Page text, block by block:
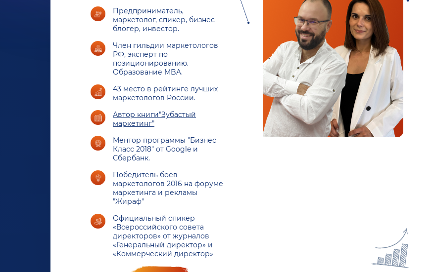
Предприниматель,
маркетолог, спикер, бизнес-
блогер, инвестор.
Член гильдии маркетологов
РФ, эксперт по
позиционированию.
Образование MBA.
43 место в рейтинге лучших
маркетологов России.
Автор книги"Зубастый
маркетинг"
Ментор программы "Бизнес
Класс 2018" от Google и
Сбербанк.
Победитель боев
маркетологов 2016 на форуме
маркетинга и рекламы
"Жираф"
Официальный спикер
«Всероссийского совета
директоров» от журналов
«Генеральный директор» и
«Коммерческий директор»